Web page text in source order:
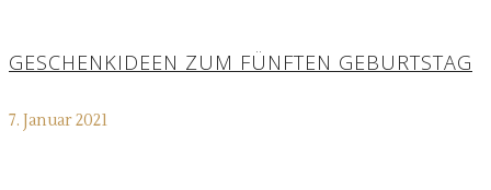
GESCHENKIDEEN ZUM FÜNFTEN GEBURTSTAG
7. Januar 2021